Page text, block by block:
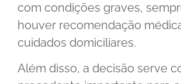
com condições graves,
houver recomendação
cuidados domiciliares.
Além disso, a decisão serve